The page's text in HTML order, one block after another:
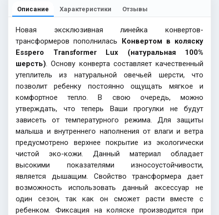
Описание Характеристики Отзывы
Новая эксклюзивная линейка конвертов-
трансформеров пополнилась Конвертом в коляску
Esspero Transformer Lux (натуральная 100%
шерсть) . Основу конверта составляет качественный
утеплитель из натуральной овечьей шерсти, что
позволит ребенку постоянно ощущать мягкое и
комфортное тепло. В свою очередь, можно
утверждать, что теперь Ваши прогулки не будут
зависеть от температурного режима. Для защиты
малыша и внутреннего наполнения от влаги и ветра
предусмотрено верхнее покрытие из экологически
чистой эко-кожи. Данный материал обладает
высокими показателями износоустойчивости,
является дышащим. Свойство трансформера дает
возможность использовать данный аксессуар не
один сезон, так как он сможет расти вместе с
ребенком. Фиксация на коляске производится при